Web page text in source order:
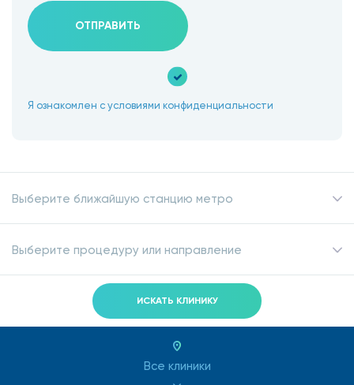
ОТПРАВИТЬ
Я ознакомлен с условиями конфиденциальности
Выберите ближайшую станцию метро
Выберите процедуру или направление
ИСКАТЬ КЛИНИКУ
Все клиники